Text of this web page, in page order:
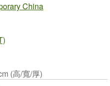
China
(高/寬/厚)